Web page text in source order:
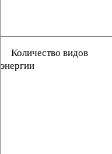
Количество видов
энергии